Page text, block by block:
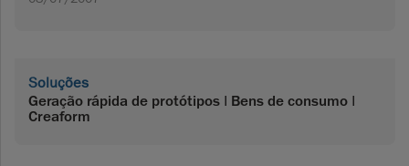
Soluções
Geração rápida de protótipos | Bens de consumo |
Creaform